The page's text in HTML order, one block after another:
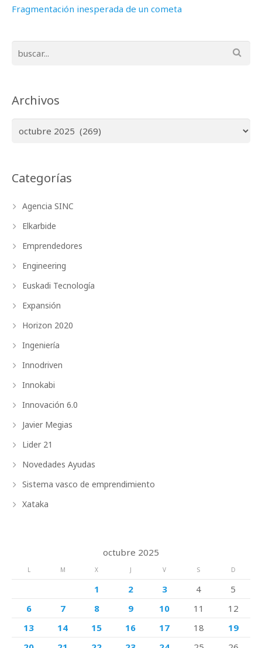
Fragmentación inesperada de un cometa
Archivos
Categorías
Agencia SINC
Elkarbide
Emprendedores
Engineering
Euskadi Tecnología
Expansión
Horizon 2020
Ingeniería
Innodriven
Innokabi
Innovación 6.0
Javier Megias
Lider 21
Novedades Ayudas
Sistema vasco de emprendimiento
Xataka
octubre 2025
L M X J V S D
1 2 3 4
5
6
7 8 9 10 11
12
13
14 15 16 17 18
19